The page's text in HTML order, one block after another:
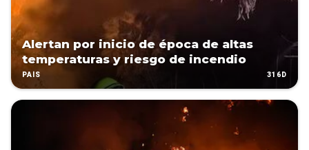
Alertan por inicio de época de altas
temperaturas y riesgo de incendio
PAÍS 316D